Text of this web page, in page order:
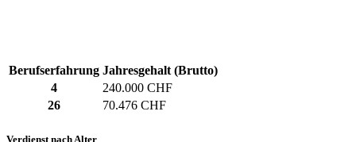
Berufserfahrung Jahresgehalt (Brutto)
4
240.000 CHF
26
70.476 CHF
Verdienst nach Alter